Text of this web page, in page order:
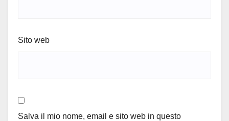
Sito web
Salva il mio nome, email e sito web in questo